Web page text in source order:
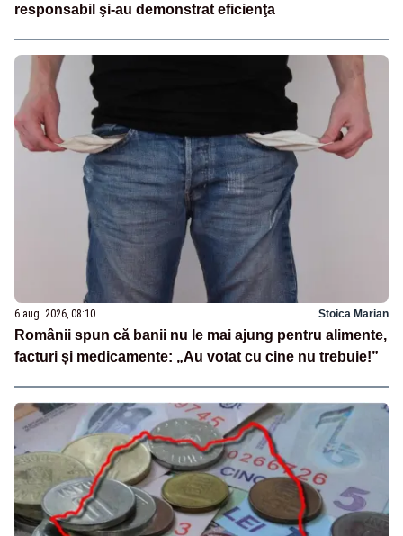
responsabil şi-au demonstrat eficienţa
6 aug. 2026, 08:10 Stoica Marian
Românii spun că banii nu le mai ajung pentru alimente,
facturi și medicamente: „Au votat cu cine nu trebuie!”